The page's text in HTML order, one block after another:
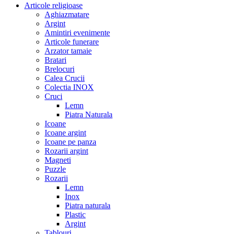
Articole religioase
Aghiazmatare
Argint
Amintiri evenimente
Articole funerare
Arzator tamaie
Bratari
Brelocuri
Calea Crucii
Colectia INOX
Cruci
Lemn
Piatra Naturala
Icoane
Icoane argint
Icoane pe panza
Rozarii argint
Magneti
Puzzle
Rozarii
Lemn
Inox
Piatra naturala
Plastic
Argint